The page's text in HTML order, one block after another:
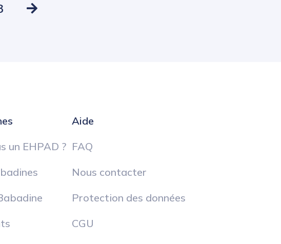
un EHPAD ?
Aide
FAQ
Nous contacter
Protection des données
CGU